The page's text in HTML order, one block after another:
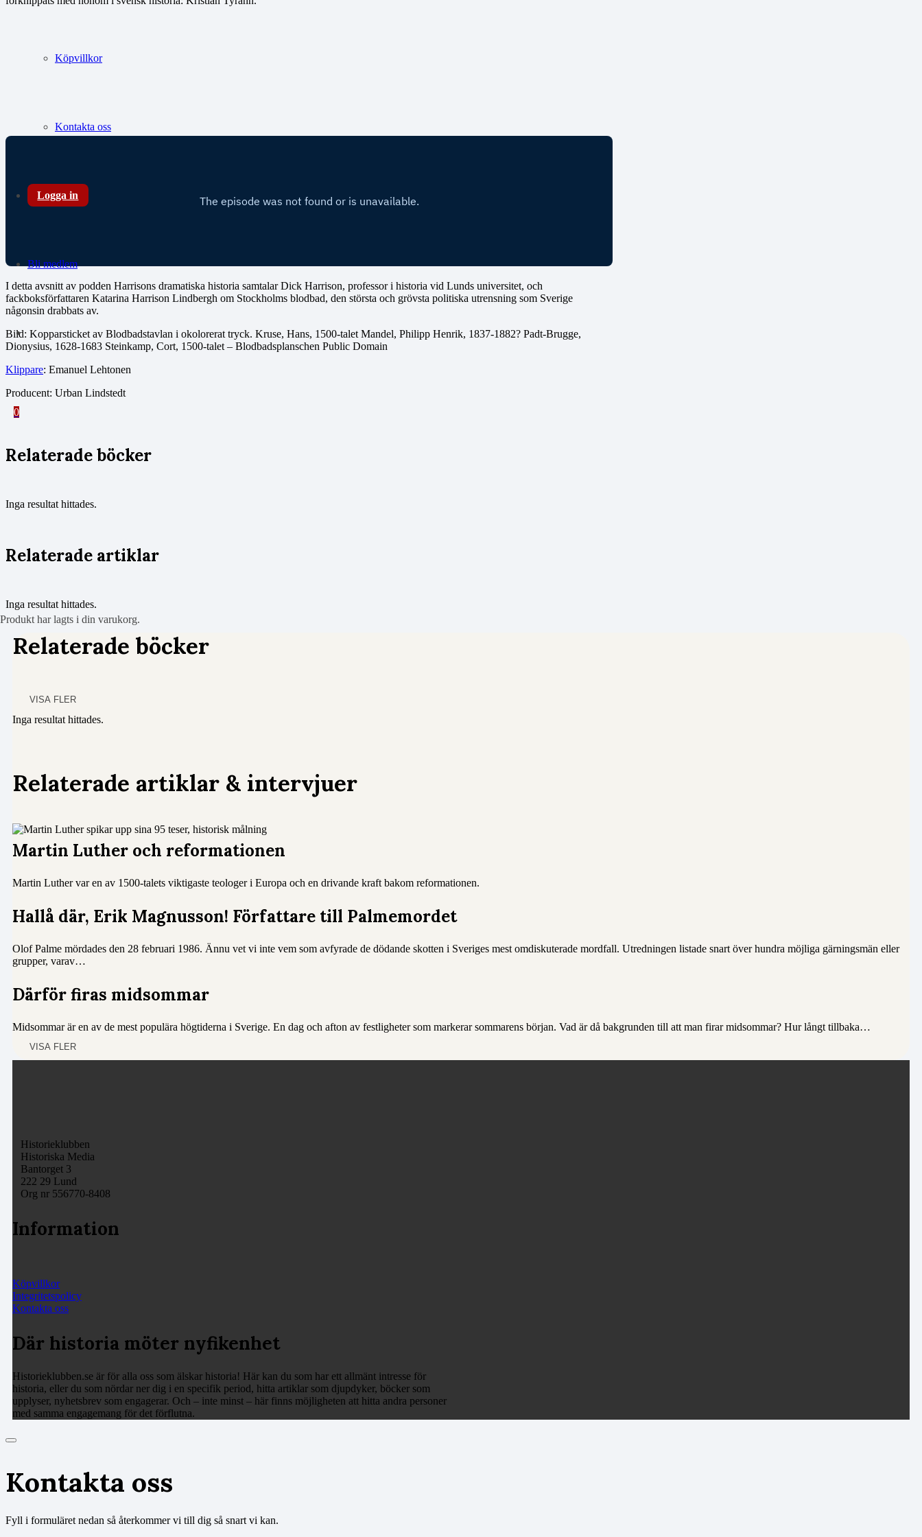
Köpvillkor
Kontakta oss
Logga in
Bli medlem
0
Produkt har lagts i din varukorg.
I detta avsnitt av podden Harrisons dramatiska historia samtalar Dick Harrison, professor i historia vid Lunds universitet, och
fackboksförfattaren Katarina Harrison Lindbergh om Stockholms blodbad, den största och grövsta politiska utrensning som Sverige
någonsin drabbats av.
Bild: Kopparsticket av Blodbadstavlan i okolorerat tryck. Kruse, Hans, 1500-talet Mandel, Philipp Henrik, 1837-1882? Padt-Brugge,
Dionysius, 1628-1683 Steinkamp, Cort, 1500-talet – Blodbadsplanschen Public Domain
Klippare: Emanuel Lehtonen
Producent: Urban Lindstedt
Relaterade böcker
Inga resultat hittades.
Relaterade artiklar
Inga resultat hittades.
Relaterade böcker
VISA FLER
Inga resultat hittades.
Relaterade artiklar & intervjuer
Martin Luther och reformationen
Martin Luther var en av 1500-talets viktigaste teologer i Europa och en drivande kraft bakom reformationen.
Hallå där, Erik Magnusson! Författare till Palmemordet
Olof Palme mördades den 28 februari 1986. Ännu vet vi inte vem som avfyrade de dödande skotten i Sveriges mest omdiskuterade mordfall. Utredningen listade snart över hundra möjliga gärningsmän eller
grupper, varav…
Därför firas midsommar
Midsommar är en av de mest populära högtiderna i Sverige. En dag och afton av festligheter som markerar sommarens början. Vad är då bakgrunden till att man firar midsommar? Hur långt tillbaka…
VISA FLER
Historieklubben
Historiska Media
Bantorget 3
222 29 Lund
Org nr 556770-8408
Information
Köpvillkor
Integritetspolicy
Kontakta oss
Där historia möter nyfikenhet
Historieklubben.se är för alla oss som älskar historia! Här kan du som har ett allmänt intresse för
historia, eller du som nördar ner dig i en specifik period, hitta artiklar som djupdyker, böcker som
upplyser, nyhetsbrev som engagerar. Och – inte minst – här finns möjligheten att hitta andra personer
med samma engagemang för det förflutna.
Kontakta oss
Fyll i formuläret nedan så återkommer vi till dig så snart vi kan.